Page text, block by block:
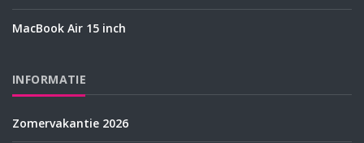
MacBook Air 15 inch
INFORMATIE
Zomervakantie 2026